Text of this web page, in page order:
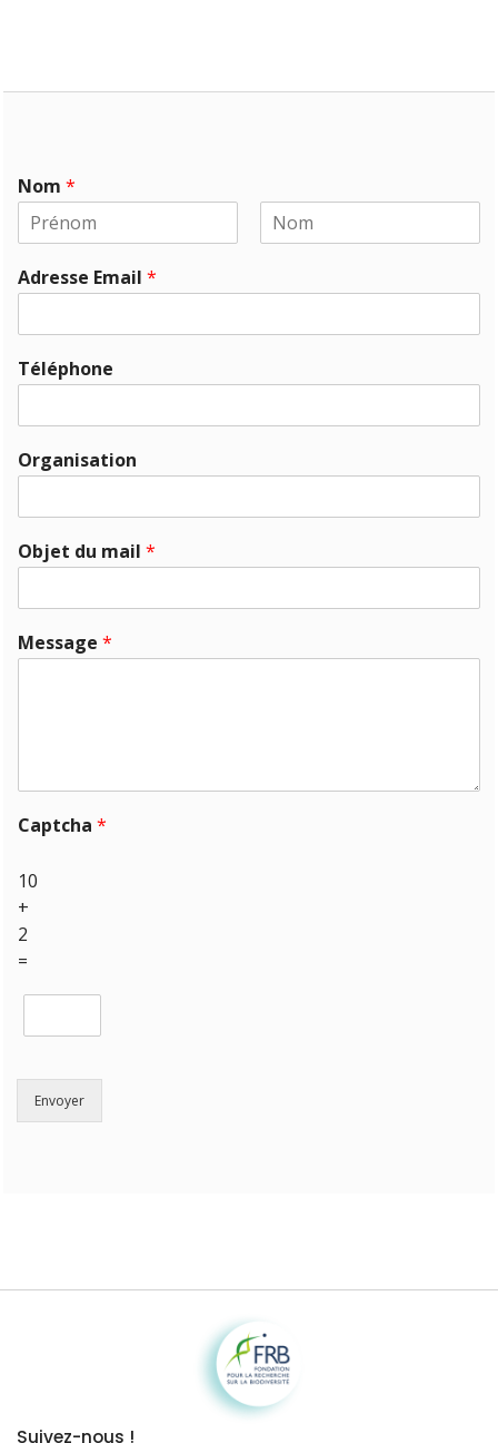
Nom *
r
é
m
Adresse Email *
Téléphone
Organisation
Objet du mail *
Message *
Captcha *
10
+
2
=
Envoyer
Fondation pour la recherche sur la biodiversité
Suivez-nous !